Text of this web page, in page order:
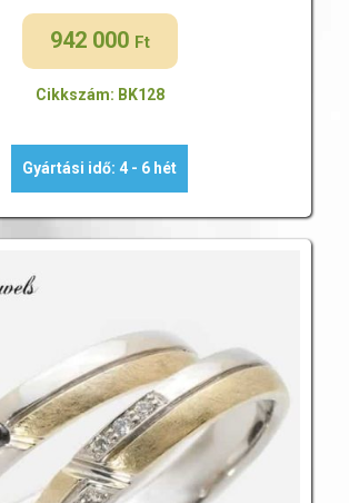
942 000 Ft
Cikkszám: BK128
Gyártási idő: 4 - 6 hét